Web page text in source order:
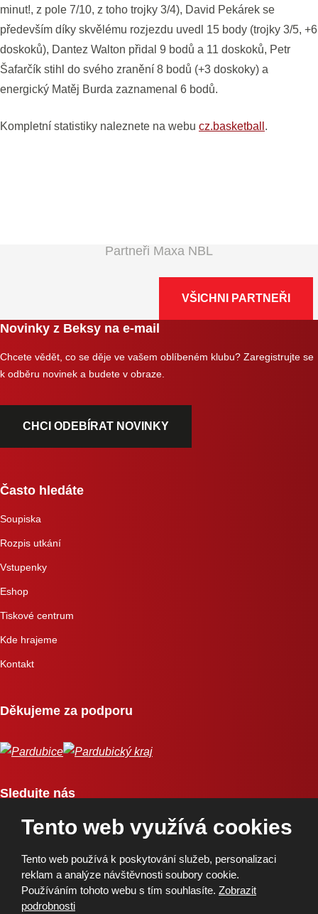
minut!, z pole 7/10, z toho trojky 3/4), David Pekárek se
především díky skvělému rozjezdu uvedl 15 body (trojky 3/5, +6
doskoků), Dantez Walton přidal 9 bodů a 11 doskoků, Petr
Šafarčík stihl do svého zranění 8 bodů (+3 doskoky) a
energický Matěj Burda zaznamenal 6 bodů.
Kompletní statistiky naleznete na webu cz.basketball .
Partneři Maxa NBL
VŠICHNI PARTNEŘI
Novinky z Beksy na e-mail
Chcete vědět, co se děje ve vašem oblíbeném klubu? Zaregistrujte se
k odběru novinek a budete v obraze.
CHCI ODEBÍRAT NOVINKY
Často hledáte
Soupiska
Rozpis utkání
Vstupenky
Eshop
Tiskové centrum
Kde hrajeme
Kontakt
Děkujeme za podporu
Sledujte nás
Copyright © 2026, BK Pardubice, a.s. | Vytvořila eBRÁNA
Tento web využívá cookies
Tento web používá k poskytování služeb, personalizaci
reklam a analýze návštěvnosti soubory cookie.
Používáním tohoto webu s tím souhlasíte. Zobrazit
podrobnosti